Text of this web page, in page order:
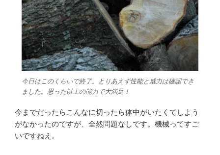
今日はこのくらいで終了。とりあえず性能と威力は確認でき
ました。思った以上の能力で大満足！
今までだったらこんなに切ったら体中がいたくてしよう
がなかったのですが、全然問題なしです。機械ってすご
いですねえ。